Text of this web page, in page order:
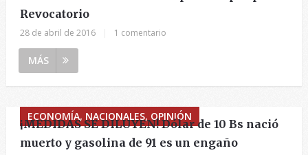
Revocatorio
28 de abril de 2016 1 comentario
MÁS
ECONOMÍA, NACIONALES, OPINIÓN
¡MEDIDAS SE DILUYEN! Dólar de 10 Bs nació
muerto y gasolina de 91 es un engaño